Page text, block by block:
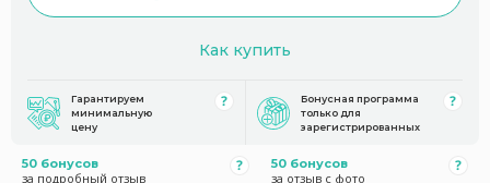
Как купить
Гарантируем
минимальную
цену
Бонусная программа
только для
зарегистрированных
50 бонусов
за подробный отзыв
50 бонусов
за отзыв с фото